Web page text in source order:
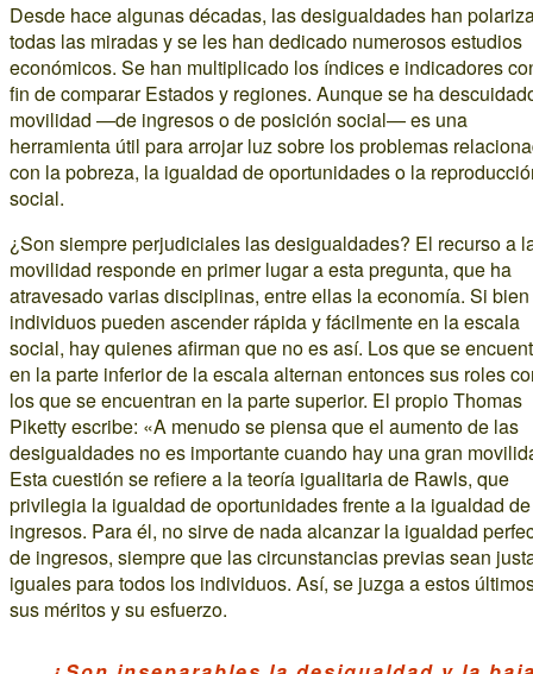
Desde hace algunas décadas, las desigualdades han
todas las miradas y se les han dedicado numerosos estudios
económicos. Se han multiplicado los índices e indicadores
fin de comparar Estados y regiones. Aunque se ha
movilidad —de ingresos o de posición social— es una
herramienta útil para arrojar luz sobre los problemas
con la pobreza, la igualdad de oportunidades o la
social.
¿Son siempre perjudiciales las desigualdades? El recurso a
movilidad responde en primer lugar a esta pregunta, que ha
atravesado varias disciplinas, entre ellas la economía. Si
individuos pueden ascender rápida y fácilmente en la escala
social, hay quienes afirman que no es así. Los que se
en la parte inferior de la escala alternan entonces sus roles
los que se encuentran en la parte superior. El propio Thomas
Piketty escribe: «A menudo se piensa que el aumento de las
desigualdades no es importante cuando hay una gran
Esta cuestión se refiere a la teoría igualitaria de Rawls, que
privilegia la igualdad de oportunidades frente a la igualdad de
ingresos. Para él, no sirve de nada alcanzar la igualdad
de ingresos, siempre que las circunstancias previas sean
iguales para todos los individuos. Así, se juzga a estos
sus méritos y su esfuerzo.